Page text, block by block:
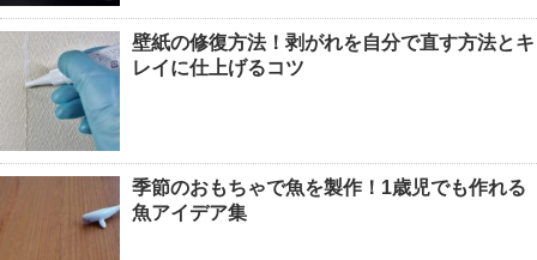
壁紙の修復方法！剥がれを自分で直す方法とキ
レイに仕上げるコツ
季節のおもちゃで魚を製作！1歳児でも作れる
魚アイデア集